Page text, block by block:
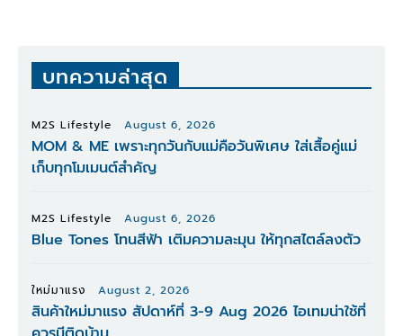
บทความล่าสุด
M2S Lifestyle August 6, 2026
MOM & ME เพราะทุกวันกับแม่คือวันพิเศษ ใส่เสื้อคู่แม่
เก็บทุกโมเมนต์สำคัญ
M2S Lifestyle August 6, 2026
Blue Tones โทนสีฟ้า เติมความละมุน ให้ทุกสไตล์ลงตัว
ใหม่มาแรง August 2, 2026
สินค้าใหม่มาแรง สัปดาห์ที่ 3-9 Aug 2026 ไอเทมน่าใช้ที่